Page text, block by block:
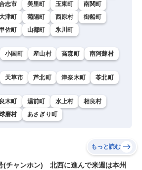
志市 美里町 玉東町
南関町
津町 菊陽町 西原村
御船町
佐町 山都町 氷川町
小国町 産山村 高森町 南阿蘇村
天草市 芦北町 津奈木町 苓北町
木町 湯前町 水上村
相良村
磨村 あさぎり町
もっと読む
(チャンホン) 北西に進んで来週は本州